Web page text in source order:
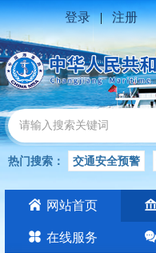
登录 | 注册
热门搜索： 交通安全预警
水位公告 安全 交通
网站首页
在线服务